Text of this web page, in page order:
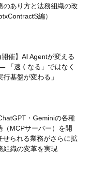
のあり方と法務組織の改
編）
開催】AI Agentが変える
「速くなる」ではなく
行基盤が変わる」
・Geminiの各種
（MCPサーバー）を開
せられる業務がさらに拡
組織の変革を実現